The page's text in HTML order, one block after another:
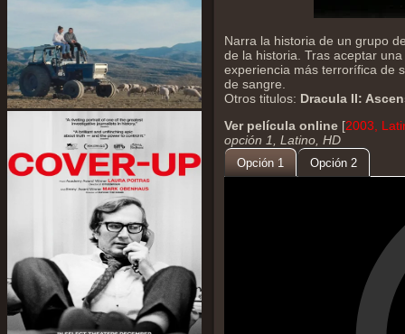
Narra la historia de un grupo
de la historia. Tras aceptar
experiencia más terrorífica de
de sangre.
Otros titulos: Dracula II:
Ver película online [2003,
opción 1, Latino, HD
Opción 1 Opción 2